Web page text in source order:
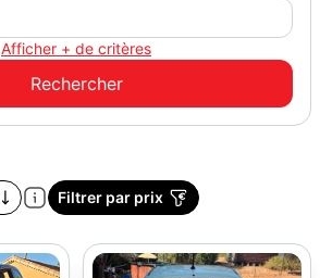
Afficher + de critères
Filtrer par prix